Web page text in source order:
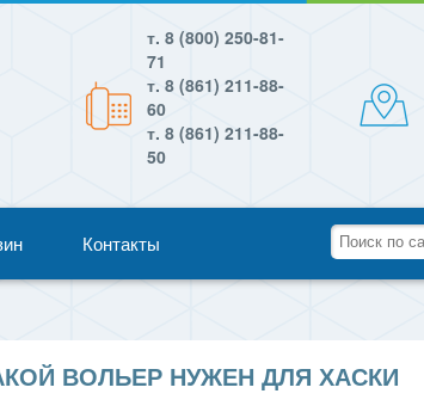
т. 8 (800) 250-81-
71
т. 8 (861) 211-88-
60
т. 8 (861) 211-88-
50
Контакты
ВОЛЬЕР НУЖЕН ДЛЯ ХАСКИ